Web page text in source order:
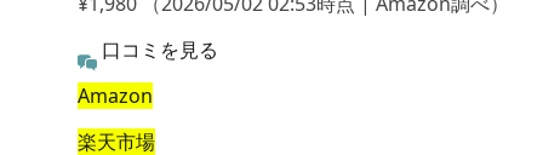
口コミを見る
Amazon
楽天市場